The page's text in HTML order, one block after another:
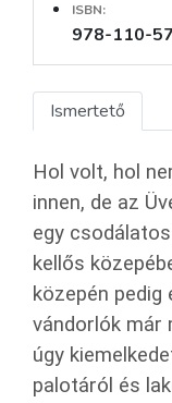
ISBN:
978-110-
Ismertető
Hol volt, hol
innen, de az
egy
kellős
közepén
vándorlók már
úgy
palotáról és